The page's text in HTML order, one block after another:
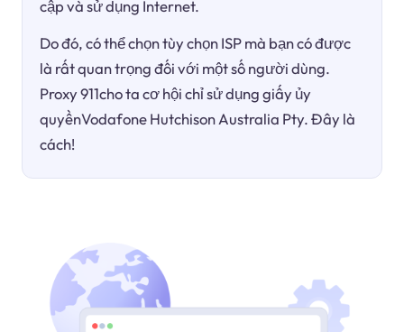
cập và sử dụng Internet.
Do đó, có thể chọn tùy chọn ISP mà bạn có được
là rất quan trọng đối với một số người dùng.
Proxy 911cho ta cơ hội chỉ sử dụng giấy ủy
quyềnVodafone Hutchison Australia Pty. Đây là
cách!